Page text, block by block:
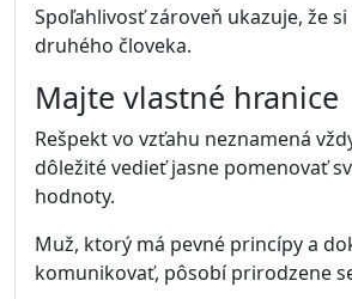
Spoľahlivosť zároveň ukazuje, že
druhého človeka.
Majte vlastné hranice
Rešpekt vo vzťahu neznamená
dôležité vedieť jasne pomenovať
hodnoty.
Muž, ktorý má pevné princípy a
komunikovať, pôsobí prirodzene